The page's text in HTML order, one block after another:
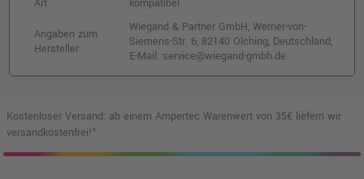
Art
kompatibel
Angaben zum
Hersteller
Wiegand & Partner GmbH, Werner-von-
Siemens-Str. 6, 82140 Olching, Deutschland,
E-Mail: service@wiegand-gmbh.de
Kostenloser Versand: ab einem Ampertec Warenwert von 35€ liefern wir
versandkostenfrei!¹